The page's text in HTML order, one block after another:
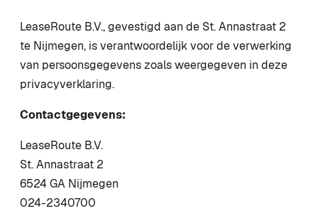
LeaseRoute B.V., gevestigd aan de St. Annastraat 2
te Nijmegen, is verantwoordelijk voor de verwerking
van persoonsgegevens zoals weergegeven in deze
privacyverklaring.
Contactgegevens:
LeaseRoute B.V.
St. Annastraat 2
6524 GA Nijmegen
024-2340700